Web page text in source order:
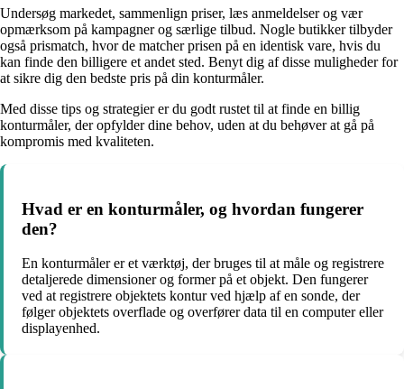
Undersøg markedet, sammenlign priser, læs anmeldelser og vær
opmærksom på kampagner og særlige tilbud. Nogle butikker tilbyder
også prismatch, hvor de matcher prisen på en identisk vare, hvis du
kan finde den billigere et andet sted. Benyt dig af disse muligheder for
at sikre dig den bedste pris på din konturmåler.
Med disse tips og strategier er du godt rustet til at finde en billig
konturmåler, der opfylder dine behov, uden at du behøver at gå på
kompromis med kvaliteten.
Hvad er en konturmåler, og hvordan fungerer
den?
En konturmåler er et værktøj, der bruges til at måle og registrere
detaljerede dimensioner og former på et objekt. Den fungerer
ved at registrere objektets kontur ved hjælp af en sonde, der
følger objektets overflade og overfører data til en computer eller
displayenhed.